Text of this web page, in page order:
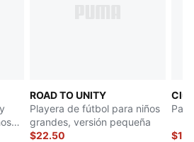
ROAD TO UNITY
Playera de fútbol para niños
grandes, versión pequeña
$22.50